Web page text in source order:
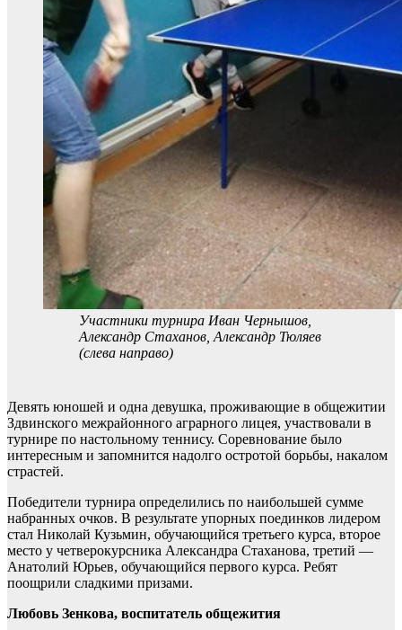
Участники турнира Иван Чернышов,
Александр Стаханов, Александр Тюляев
(слева направо)
Девять юношей и одна девушка, проживающие в общежитии
Здвинского межрайонного аграрного лицея, участвовали в
турнире по настольному теннису. Соревнование было
интересным и запомнится надолго остротой борьбы, накалом
страстей.
Победители турнира определились по наибольшей сумме
набранных очков. В результате упорных поединков лидером
стал Николай Кузьмин, обучающийся третьего курса, второе
место у четверокурсника Александра Стаханова, третий —
Анатолий Юрьев, обучающийся первого курса. Ребят
поощрили сладкими призами.
Любовь Зенкова, воспитатель общежития